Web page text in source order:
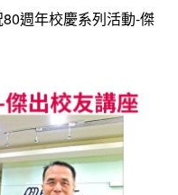
週年校慶系列活動-傑